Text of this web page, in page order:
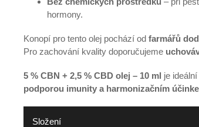
hormony.
Konopí pro tento olej pochází od farmářů
Pro zachování kvality doporučujeme
5 % CBN + 2,5 % CBD olej – 10 ml je
podporou imunity a harmonizačním
Složení